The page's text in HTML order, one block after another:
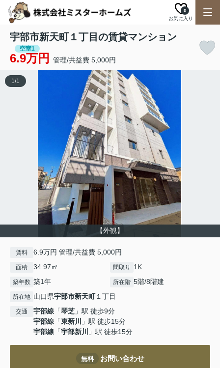
お気に入り
0
宇部市新天町１丁目の賃貸マンション
空室1
6.9万円 管理/共益費 5,000円
【外観】
1/1
賃料 6.9万円 管理/共益費 5,000円
面積 34.97㎡ 間取り 1K
築年数 築1年 所在階 5階/8階建
所在地 山口県宇部市新天町１丁目
交通 宇部線 「琴芝 」駅 徒歩9分
宇部線 「東新川
」駅 徒歩15分
宇部線 「宇部新川 」駅 徒歩15分
無料 お問い合わせ